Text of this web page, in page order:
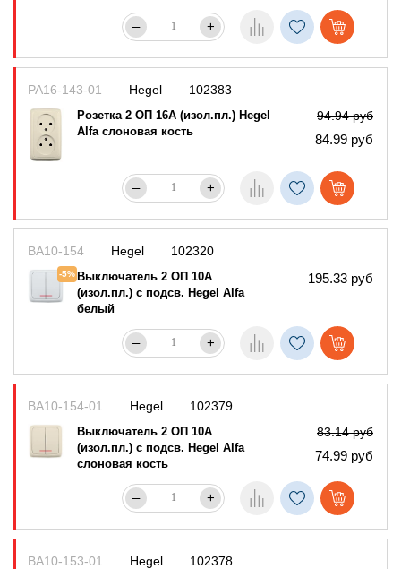
– +
102383
РА16-143-01
Розетка 2 ОП 16А (изол.пл.) Hegel
Alfa слоновая кость
94.94 руб
84.99 руб
Hegel
– +
102320
ВА10-154
-5%Выключатель 2 ОП 10А
(изол.пл.) с подсв. Hegel Alfa
белый
195.33 руб
Hegel
– +
102379
ВА10-154-01
Выключатель 2 ОП 10А
(изол.пл.) с подсв. Hegel Alfa
слоновая кость
83.14 руб
74.99 руб
Hegel
– +
102378
ВА10-153-01 Hegel